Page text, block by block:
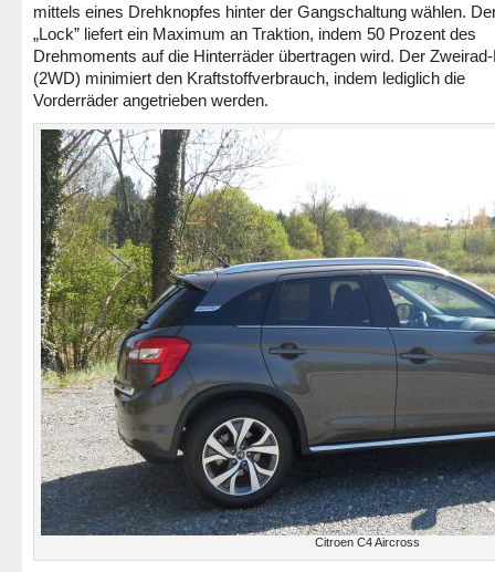
mittels eines Drehknopfes hinter der Gangschaltung wählen.
„Lock” liefert ein Maximum an Traktion, indem 50 Prozent des
Drehmoments auf die Hinterräder übertragen wird. Der
(2WD) minimiert den Kraftstoffverbrauch, indem lediglich die
Vorderräder angetrieben werden.
Citroen C4 Aircross